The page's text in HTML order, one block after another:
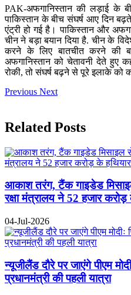
PAK-अफगानिस्तान की लड़ाई के
पाकिस्तान के बीच संघर्ष आए दिन
एंट्री हो गई है। पाकिस्तान और
चीन ने बड़ा बयान दिया है. चीन के
करने के लिए बातचीत करने की
अफगानिस्तान को चेतावनी देते हुए
रोकी, तो संघर्ष बढ़ने से पूरे इलाके को
Previous Next
Related Posts
आकाश तरंग, टैंक गाइडेड
रक्षा मंत्रालय ने 52 हजार
04-Jul-2026
न्यूजीलैंड दौरे पर जाएंगे पीएम
प्रधानमंत्री की पहली यात्रा